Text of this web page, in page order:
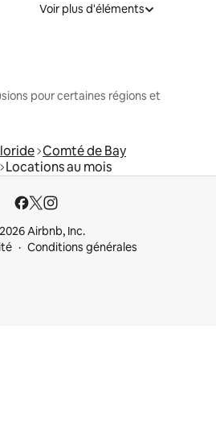
Voir plus d'éléments
pour certaines régions et
Comté de Bay
Locations au mois
Airbnb, Inc.
Conditions générales